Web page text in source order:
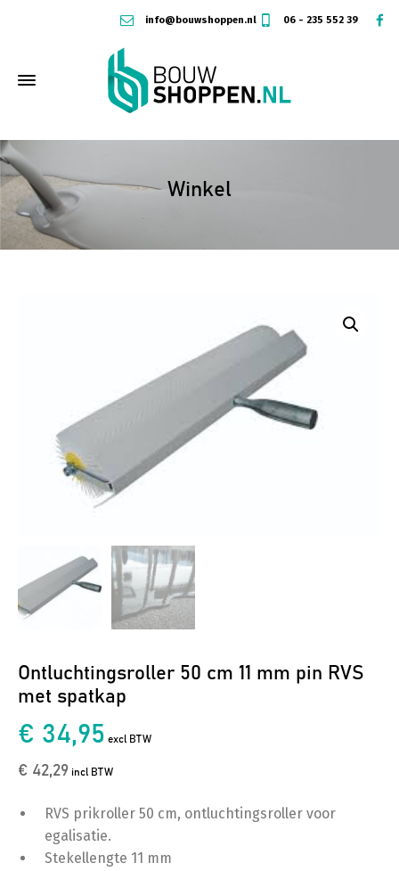
info@bouwshoppen.nl 06 - 235 552 39
Winkel
Ontluchtingsroller 50 cm 11 mm pin RVS
met spatkap
€ 34,95 excl BTW
€ 42,29 incl BTW
RVS prikroller 50 cm, ontluchtingsroller voor
egalisatie.
Stekellengte 11 mm